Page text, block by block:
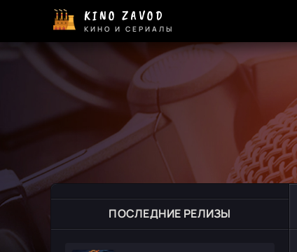
KINO ZAVOD
КИНО И СЕРИАЛЫ
ПОСЛЕДНИЕ РЕЛИЗЫ